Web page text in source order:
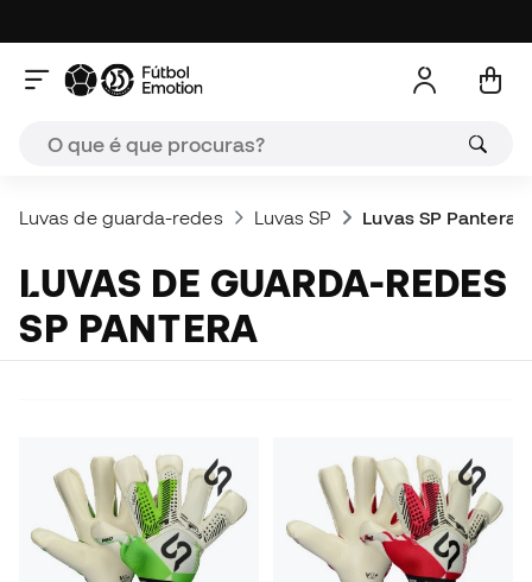
Luvas de guarda-redes Luvas SP Luvas SP Pantera
LUVAS DE GUARDA-REDES
SP PANTERA